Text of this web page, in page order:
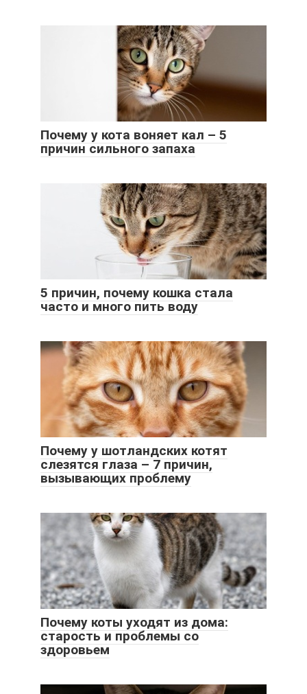
Почему у кота воняет кал – 5
причин сильного запаха
5 причин, почему кошка стала
часто и много пить воду
Почему у шотландских котят
слезятся глаза – 7 причин,
вызывающих проблему
Почему коты уходят из дома:
старость и проблемы со
здоровьем